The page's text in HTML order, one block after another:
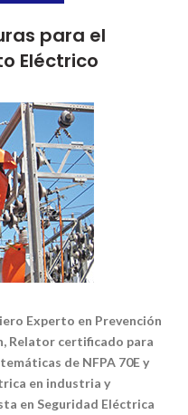
para el
Eléctrico
Experto en Prevención
Relator certificado para
de NFPA 70E y
en industria y
en Seguridad Eléctrica